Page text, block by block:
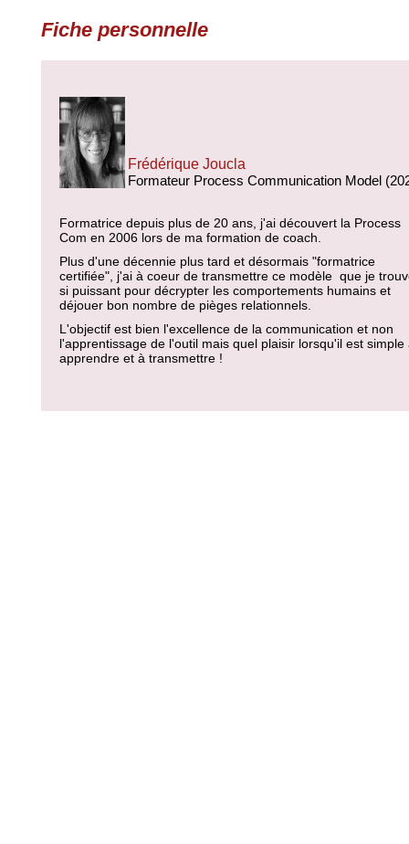
Fiche personnelle
Frédérique Joucla
Formateur Process Communication Model
Formatrice depuis plus de 20 ans, j'ai découvert la Process
Com en 2006 lors de ma formation de coach.
Plus d'une décennie plus tard et désormais "formatrice
certifiée", j'ai à coeur de transmettre ce modèle que je
si puissant pour décrypter les comportements humains et
déjouer bon nombre de pièges relationnels.
L'objectif est bien l'excellence de la communication et non
l'apprentissage de l'outil mais quel plaisir lorsqu'il est simple
apprendre et à transmettre !